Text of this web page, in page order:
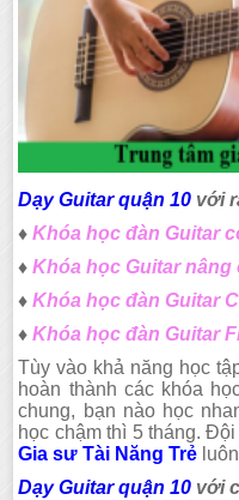
Dạy Guitar quận 10 với
♦Khóa học đàn Guitar
♦Khóa học Guitar nâng
♦Khóa học đàn Guitar
♦Khóa học đàn Guitar
Tùy vào khả năng học
hoàn thành các khóa
chung, bạn nào học
học chậm thì 5 tháng.
Gia sư Tài Năng Trẻ
Dạy Guitar quận 10 với